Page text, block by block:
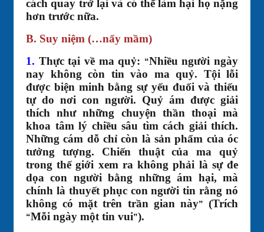
cách quay trở lại và có thể làm hại họ nặng
hơn trước nữa.
B. Suy niệm (…nẩy mầm)
1. Thực tại về ma quỷ: “Nhiều người ngày
nay không còn tin vào ma quỷ. Tội lỗi
được biện minh bằng sự yếu đuối và thiếu
tự do nơi con người. Quỷ ám được giải
thích như những chuyện thần thoại mà
khoa tâm lý chiều sâu tìm cách giải thích.
Những cám dỗ chỉ còn là sản phẩm của óc
tưởng tượng. Chiến thuật của ma quỷ
trong thế giới xem ra không phải là sự đe
dọa con người bằng những ám hại, mà
chính là thuyết phục con người tin rằng nó
không có mặt trên trần gian này” (Trích
“Mỗi ngày một tin vui”).